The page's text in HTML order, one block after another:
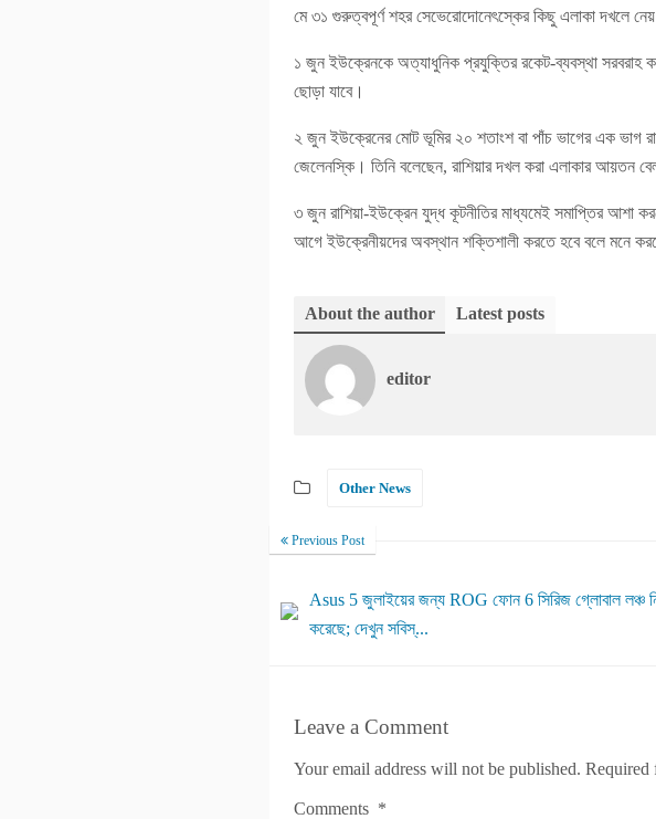
মে ৩১ গুরুত্বপূর্ণ শহর সেভেরোদোনেৎস্কের কিছু এলাকা দখলে নেয়
১ জুন ইউক্রেনকে অত্যাধুনিক প্রযুক্তির রকেট-ব্যবস্থা সরবরাহ
ছোড়া যাবে।
২ জুন ইউক্রেনের মোট ভূমির ২০ শতাংশ বা পাঁচ ভাগের এক ভাগ
জেলেনস্কি। তিনি বলেছেন, রাশিয়ার দখল করা এলাকার আয়তন
৩ জুন রাশিয়া-ইউক্রেন যুদ্ধ কূটনীতির মাধ্যমেই সমাপ্তির আশা
আগে ইউক্রেনীয়দের অবস্থান শক্তিশালী করতে হবে বলে মনে
About the author Latest posts
editor
Other News
Previous Post
Asus 5 জুলাইয়ের জন্য ROG ফোন 6 সিরিজ গ্লোবাল লঞ্চ
করেছে; দেখুন সবিস্...
Leave a Comment
Your email address will not be published. Required
Comments *